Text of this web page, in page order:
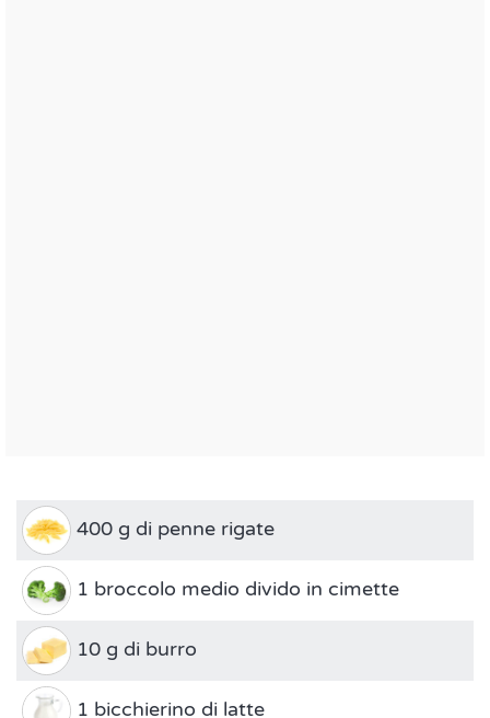
400 g di penne rigate
1 broccolo medio divido in cimette
10 g di burro
1 bicchierino di latte